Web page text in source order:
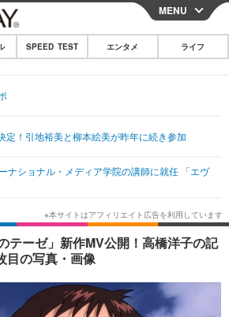
CLOSE
その他
韓国・芸能
スポーツ
その他
グルメ
ショッピング
法
MENU
SPEED TEST エンタメ ライフ
定！引地裕美と柳本絵美が昨年に続き参加
ナショナル・メディア学院の講師に就任 「エヴ
テーゼ」新作MV公開！高橋洋子の記
目の写真・画像